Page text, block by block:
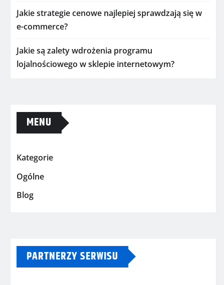
Jakie strategie cenowe najlepiej sprawdzają się w
e-commerce?
Jakie są zalety wdrożenia programu
lojalnościowego w sklepie internetowym?
MENU
Kategorie
Ogólne
Blog
PARTNERZY SERWISU